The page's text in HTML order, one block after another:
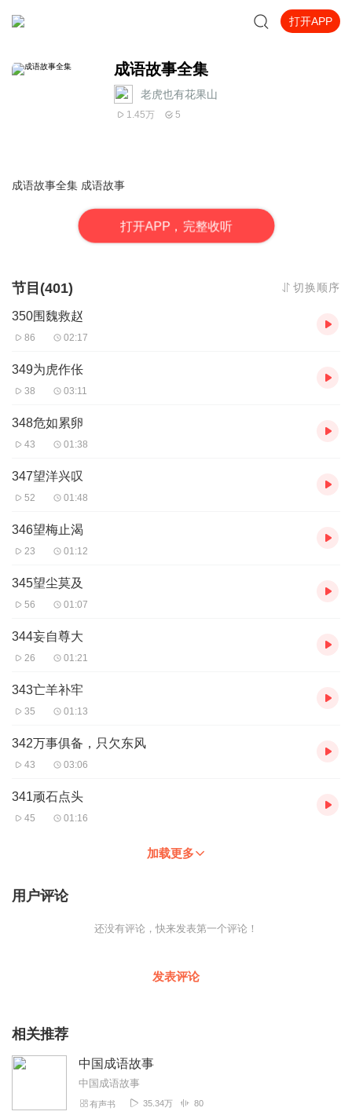
打开APP
成语故事全集
老虎也有花果山
1.45万 5
成语故事全集 成语故事
打开APP，完整收听
节目(401) 切换顺序
350围魏救赵
86 02:17
349为虎作伥
38 03:11
348危如累卵
43 01:38
347望洋兴叹
52 01:48
346望梅止渴
23 01:12
345望尘莫及
56 01:07
344妄自尊大
26 01:21
343亡羊补牢
35 01:13
342万事俱备，只欠东风
43 03:06
341顽石点头
45 01:16
加载更多
用户评论
还没有评论，快来发表第一个评论！
发表评论
相关推荐
中国成语故事
中国成语故事
有声书 35.34万 80